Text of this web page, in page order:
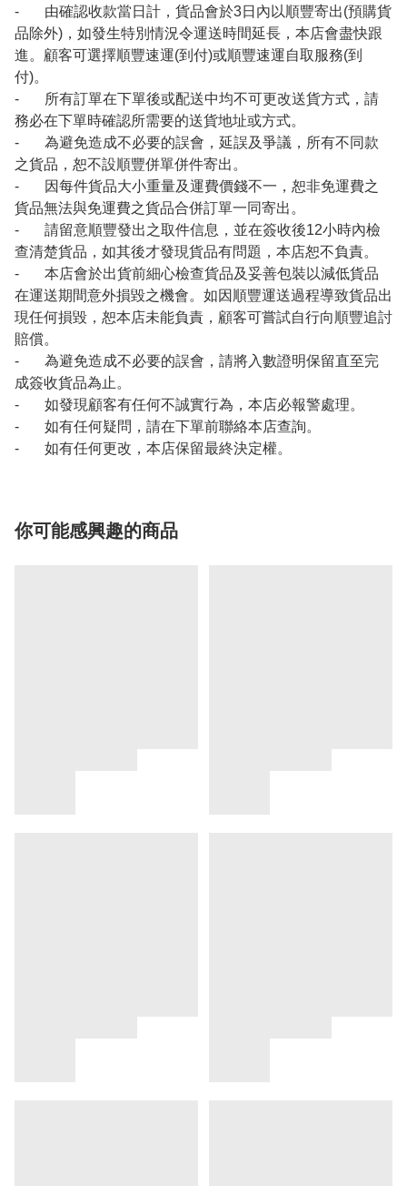
- 由確認收款當日計，貨品會於3日內以順豐寄出(預購貨
品除外)，如發生特別情況令運送時間延長，本店會盡快跟
進。顧客可選擇順豐速運(到付)或順豐速運自取服務(到
付)。
- 所有訂單在下單後或配送中均不可更改送貨方式，請
務必在下單時確認所需要的送貨地址或方式。
- 為避免造成不必要的誤會，延誤及爭議，所有不同款
之貨品，恕不設順豐併單併件寄出。
- 因每件貨品大小重量及運費價錢不一，恕非免運費之
貨品無法與免運費之貨品合併訂單一同寄出。
- 請留意順豐發出之取件信息，並在簽收後12小時內檢
查清楚貨品，如其後才發現貨品有問題，本店恕不負責。
- 本店會於出貨前細心檢查貨品及妥善包裝以減低貨品
在運送期間意外損毀之機會。如因順豐運送過程導致貨品出
現任何損毀，恕本店未能負責，顧客可嘗試自行向順豐追討
賠償。
- 為避免造成不必要的誤會，請將入數證明保留直至完
成簽收貨品為止。
- 如發現顧客有任何不誠實行為，本店必報警處理。
- 如有任何疑問，請在下單前聯絡本店查詢。
- 如有任何更改，本店保留最終決定權。
你可能感興趣的商品